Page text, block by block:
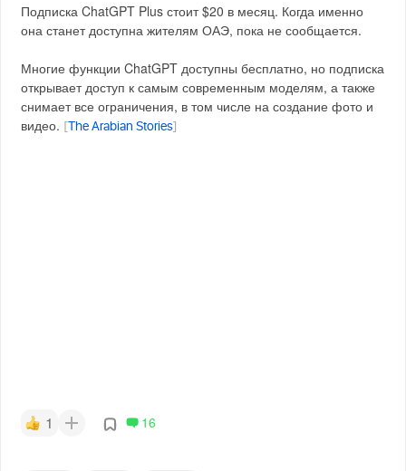
Подписка ChatGPT Plus стоит $20 в месяц. Когда именно
она станет доступна жителям ОАЭ, пока не сообщается.
Многие функции ChatGPT доступны бесплатно, но подписка
открывает доступ к самым современным моделям, а также
снимает все ограничения, в том числе на создание фото и
видео. [The Arabian Stories]
1 16